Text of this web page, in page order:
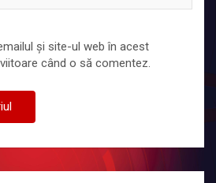
și site-ul web în acest
când o să comentez.